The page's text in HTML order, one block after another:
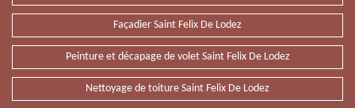
Façadier Saint Felix De Lodez
Peinture et décapage de volet Saint Felix De Lodez
Nettoyage de toiture Saint Felix De Lodez